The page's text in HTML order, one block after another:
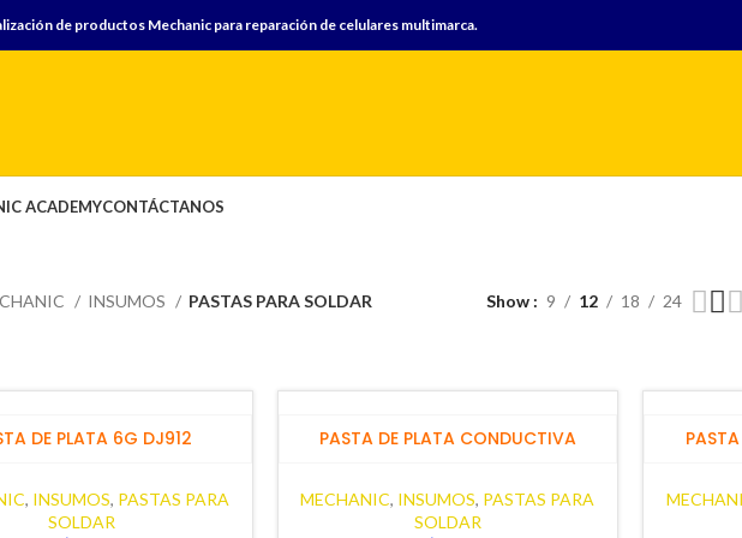
de productos Mechanic para reparación de celulares multimarca.
ACADEMYCONTÁCTANOS
INSUMOS PASTAS PARA SOLDAR Show 9 12 18 24
DE PLATA 6G DJ912
, INSUMOS, PASTAS PARA
SOLDAR
PASTA DE PLATA CONDUCTIVA
MECHANIC, INSUMOS, PASTAS PARA
SOLDAR